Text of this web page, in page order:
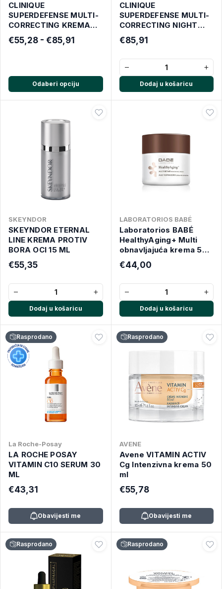
CLINIQUE
SUPERDEFENSE MULTI-
CORRECTING KREMA
SUHA KOŽA SPF25
€55,28 - €85,91
Odaberi opciju
CLINIQUE
SUPERDEFENSE MULTI-
CORRECTING NIGHT
KREMA 3/4 50 ML
€85,91
− +
Dodaj u košaricu
SKEYNDOR
SKEYNDOR ETERNAL
LINE KREMA PROTIV
BORA OCI 15 ML
€55,35
− +
Dodaj u košaricu
LABORATORIOS BABÉ
Laboratorios BABÉ
HealthyAging+ Multi
obnavljajuća krema 50
ml
€44,00
− +
Dodaj u košaricu
Rasprodano
La Roche-Posay
LA ROCHE POSAY
VITAMIN C10 SERUM 30
ML
€43,31
Obavijesti me
Rasprodano
AVENE
Avene VITAMIN ACTIV
Cg Intenzivna krema 50
ml
€55,78
Obavijesti me
Rasprodano Rasprodano